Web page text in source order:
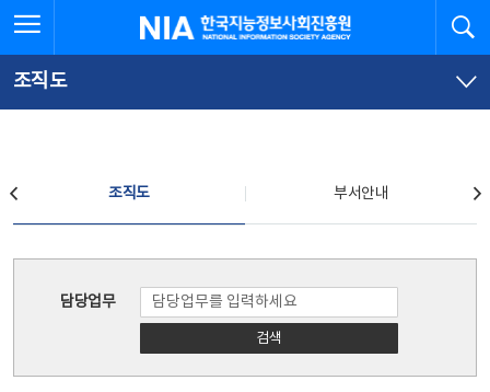
문
로
가
체
뉴
바
가
한국지능정보사회진흥원
조직도
조직도 부서안내
담당업무
검색